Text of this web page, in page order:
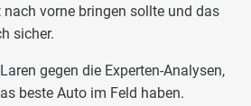
vorne bringen sollte und das
sicher.
gegen die Experten-Analysen,
beste Auto im Feld haben.